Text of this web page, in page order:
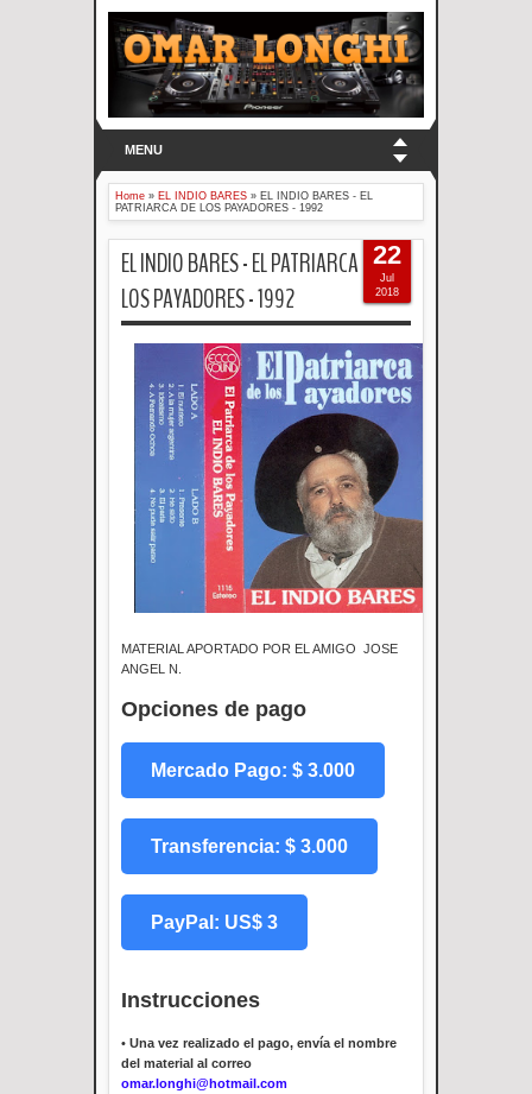
MENU
Home » EL INDIO BARES » EL INDIO BARES - EL
PATRIARCA DE LOS PAYADORES - 1992
EL INDIO BARES - EL PATRIARCA DE
LOS PAYADORES - 1992
MATERIAL APORTADO POR EL AMIGO JOSE
ANGEL N.
Opciones de pago
Mercado Pago: $ 3.000
Transferencia: $ 3.000
PayPal: US$ 3
Instrucciones
• Una vez realizado el pago, envía el nombre
del material al correo
omar.longhi@hotmail.com
22
Jul
2018